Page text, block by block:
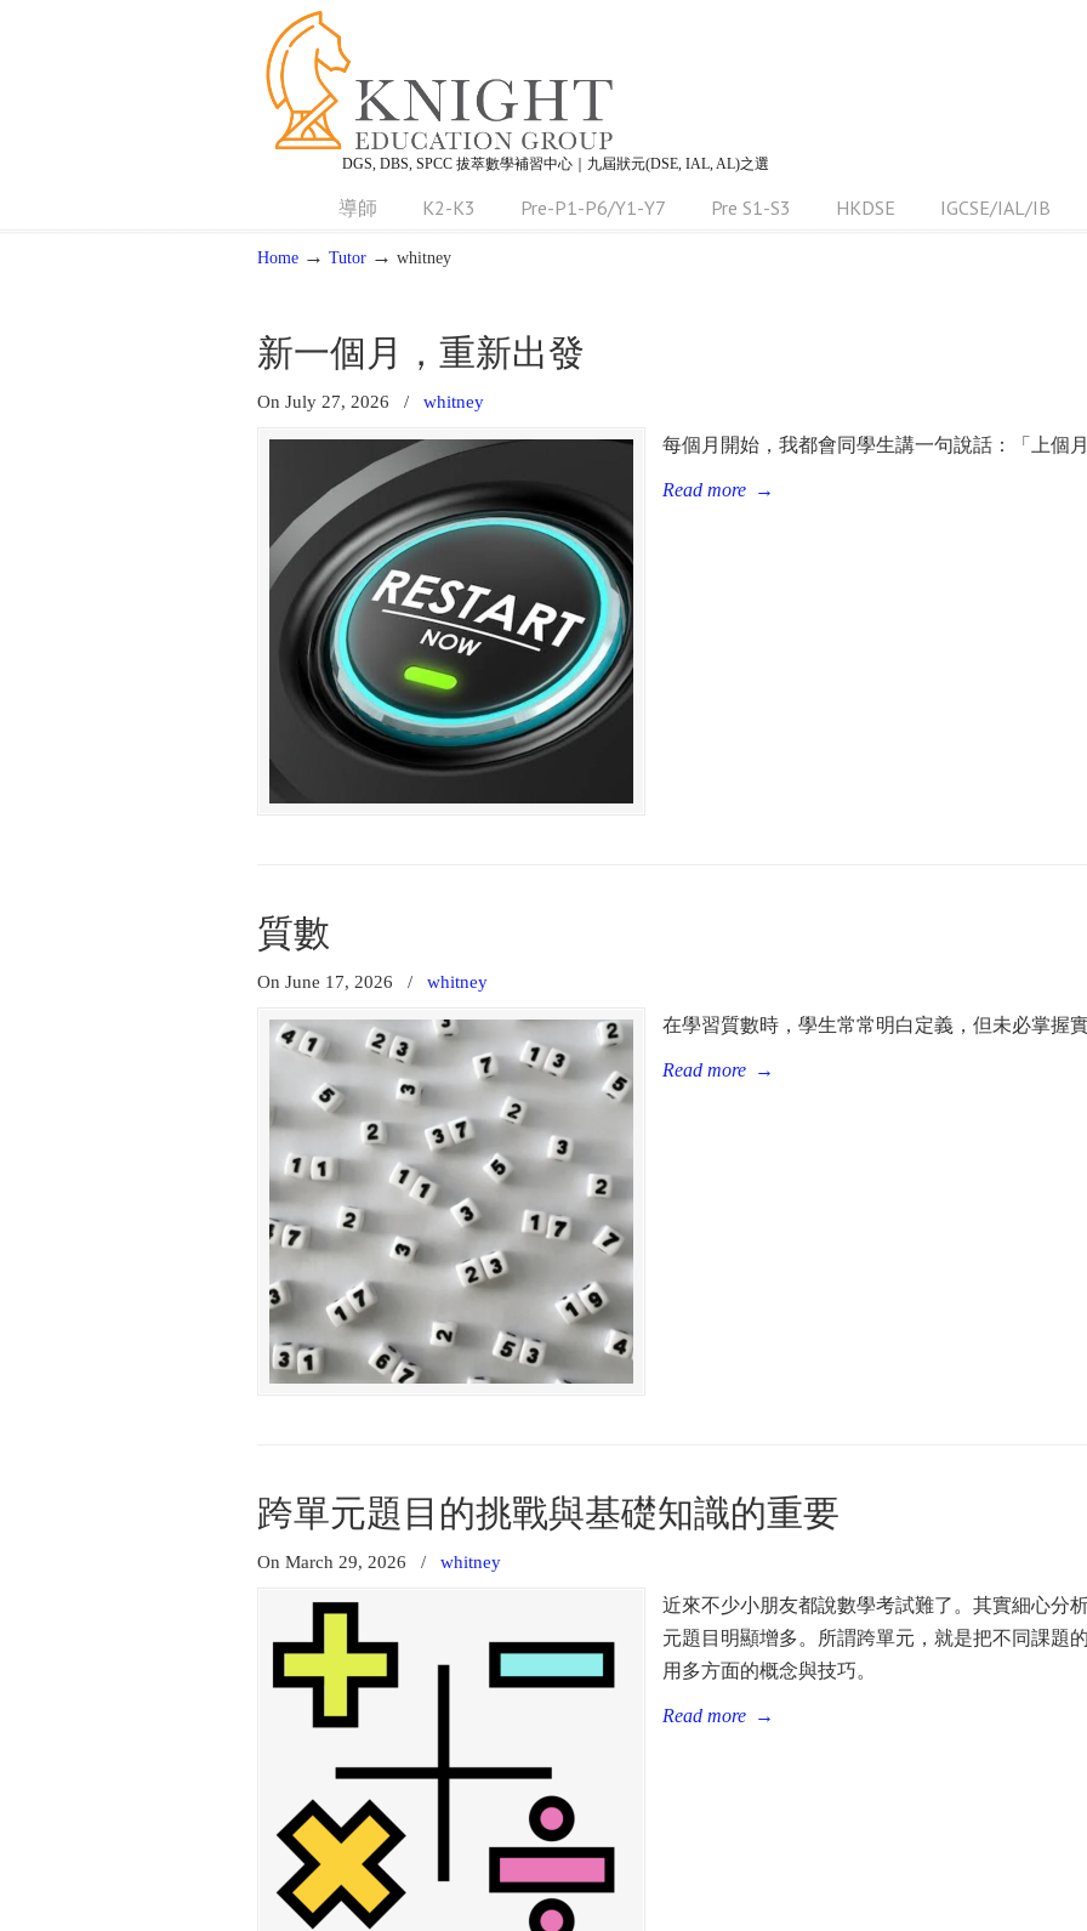
DGS, DBS, SPCC 拔萃數學補習中心｜九屆狀元(DSE, IAL, AL)之選
導師 K2-K3 Pre-P1-P6/Y1-Y7 Pre S1-S3 HKDSE IGCSE/IAL/IB
Home → Tutor → whitney
新一個月，重新出發
On July 27, 2026 / whitney
每個月開始，我都會同學生講一句說話：「上個
Read more →
質數
On June 17, 2026 / whitney
在學習質數時，學生常常明白定義，但未必掌握
Read more →
跨單元題目的挑戰與基礎知識的重要
On March 29, 2026 / whitney
近來不少小朋友都說數學考試難了。其實細心分
元題目明顯增多。所謂跨單元，就是把不同課題
用多方面的概念與技巧。
Read more →